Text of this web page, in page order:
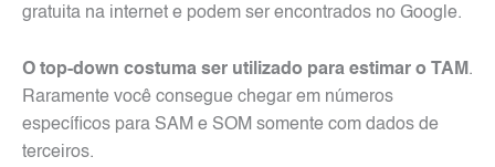
gratuita na internet e podem ser encontrados no Google.
O top-down costuma ser utilizado para estimar o TAM .
Raramente você consegue chegar em números
específicos para SAM e SOM somente com dados de
terceiros.